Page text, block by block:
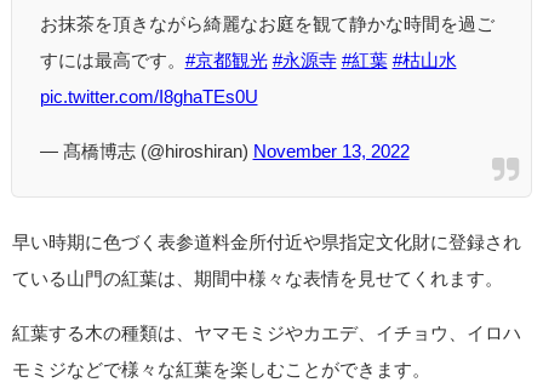
お抹茶を頂きながら綺麗なお庭を観て静かな時間を過ご
すには最高です。 #京都観光 #永源寺 #紅葉 #枯山水
pic.twitter.com/I8ghaTEs0U
— 髙橋博志 (@hiroshiran) November 13, 2022
早い時期に色づく表参道料金所付近や県指定文化財に登録され
ている山門の紅葉は、期間中様々な表情を見せてくれます。
紅葉する木の種類は、ヤマモミジやカエデ、イチョウ、イロハ
モミジなどで様々な紅葉を楽しむことができます。